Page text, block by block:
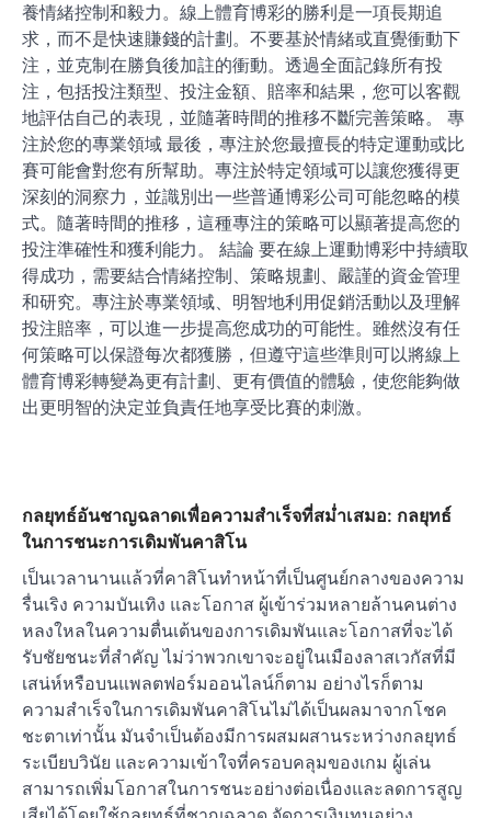
養情緒控制和毅力。線上體育博彩的勝利是一項長期追
求，而不是快速賺錢的計劃。不要基於情緒或直覺衝動下
注，並克制在勝負後加註的衝動。透過全面記錄所有投
注，包括投注類型、投注金額、賠率和結果，您可以客觀
地評估自己的表現，並隨著時間的推移不斷完善策略。 專
注於您的專業領域 最後，專注於您最擅長的特定運動或比
賽可能會對您有所幫助。專注於特定領域可以讓您獲得更
深刻的洞察力，並識別出一些普通博彩公司可能忽略的模
式。隨著時間的推移，這種專注的策略可以顯著提高您的
投注準確性和獲利能力。 結論 要在線上運動博彩中持續取
得成功，需要結合情緒控制、策略規劃、嚴謹的資金管理
和研究。專注於專業領域、明智地利用促銷活動以及理解
投注賠率，可以進一步提高您成功的可能性。雖然沒有任
何策略可以保證每次都獲勝，但遵守這些準則可以將線上
體育博彩轉變為更有計劃、更有價值的體驗，使您能夠做
出更明智的決定並負責任地享受比賽的刺激。
กลยุทธ์อันชาญฉลาดเพื่อความสำเร็จที่สม่ำเสมอ: กลยุทธ์
ในการชนะการเดิมพันคาสิโน
เป็นเวลานานแล้วที่คาสิโนทำหน้าที่เป็นศูนย์กลางของความ
รื่นเริง ความบันเทิง และโอกาส ผู้เข้าร่วมหลายล้านคนต่าง
หลงใหลในความตื่นเต้นของการเดิมพันและโอกาสที่จะได้
รับชัยชนะที่สำคัญ ไม่ว่าพวกเขาจะอยู่ในเมืองลาสเวกัสที่มี
เสน่ห์หรือบนแพลตฟอร์มออนไลน์ก็ตาม อย่างไรก็ตาม
ความสำเร็จในการเดิมพันคาสิโนไม่ได้เป็นผลมาจากโชค
ชะตาเท่านั้น มันจำเป็นต้องมีการผสมผสานระหว่างกลยุทธ์
ระเบียบวินัย และความเข้าใจที่ครอบคลุมของเกม ผู้เล่น
สามารถเพิ่มโอกาสในการชนะอย่างต่อเนื่องและลดการสูญ